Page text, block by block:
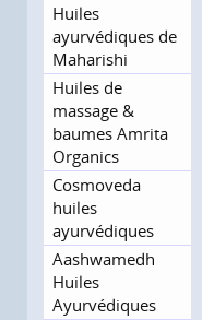
Huiles
ayurvédiques de
Maharishi
Huiles de
massage &
baumes Amrita
Organics
Cosmoveda
huiles
ayurvédiques
Aashwamedh
Huiles
Ayurvédiques